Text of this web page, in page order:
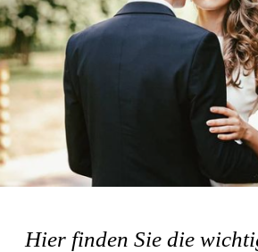
Hier finden Sie die